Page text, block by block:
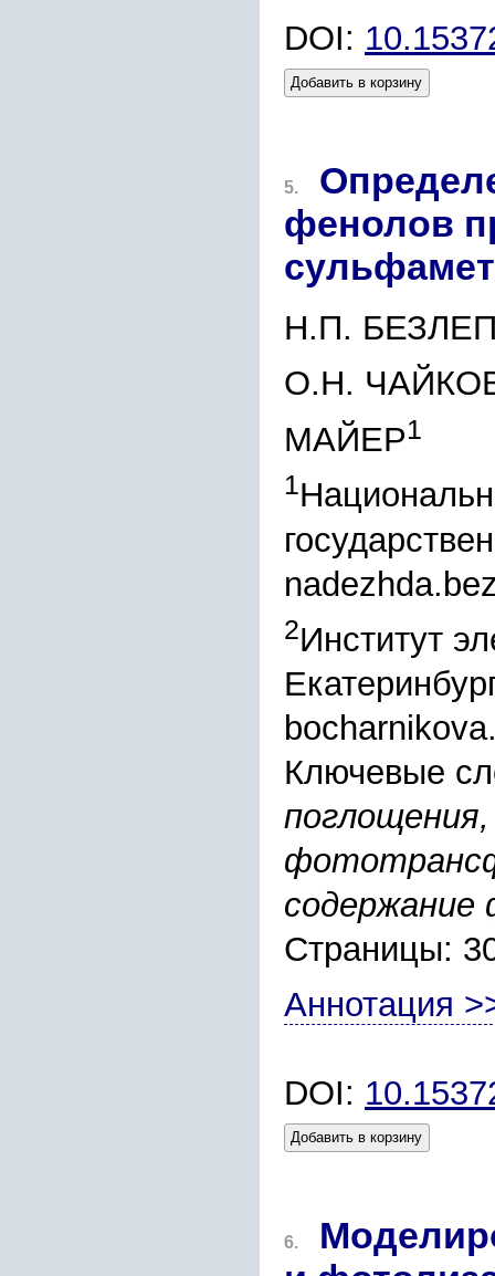
DOI:
Добавить в корзину
5.
фенолов
Н.П.
О.Н.
МАЙЕР1
1
2Институт
Ключевые
Страницы:
Аннотация
DOI:
Добавить в корзину
6.